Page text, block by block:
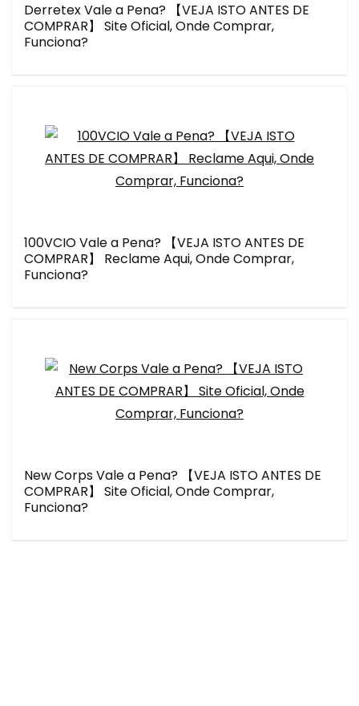
Derretex Vale a Pena? 【VEJA ISTO ANTES DE
COMPRAR】 Site Oficial, Onde Comprar,
Funciona?
100VCIO Vale a Pena? 【VEJA ISTO ANTES DE
COMPRAR】 Reclame Aqui, Onde Comprar,
Funciona?
New Corps Vale a Pena? 【VEJA ISTO ANTES DE
COMPRAR】 Site Oficial, Onde Comprar,
Funciona?